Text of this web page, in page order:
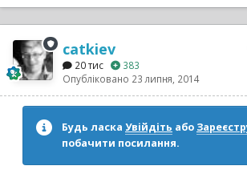
catkiev
20 тис
383
Опубліковано 23 липня, 2014
Будь ласка Увійдіть або
побачити посилання.